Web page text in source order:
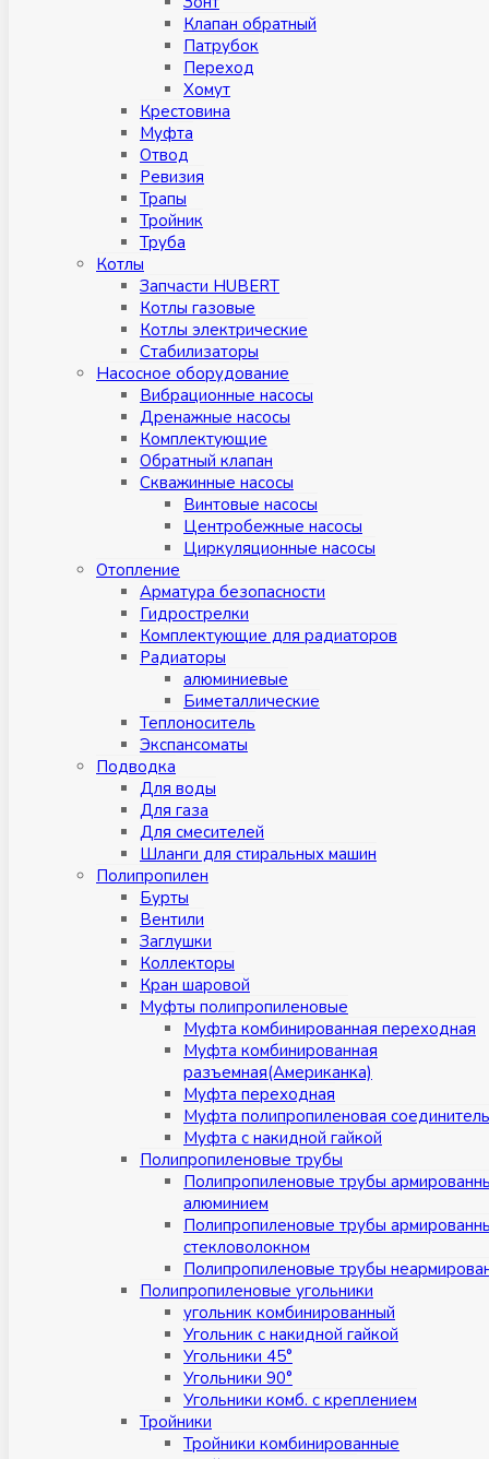
Клапан обратный
Патрубок
Переход
Хомут
Крестовина
Муфтa
Отвод
Ревизия
Трапы
Тройник
Труба
Котлы
Запчасти HUBERT
Котлы газовые
Котлы электрические
Стабилизаторы
Насосное оборудование
Вибрационные насосы
Дренажные насосы
Комплектующие
Обратный клапан
Скважинные насосы
Винтовые насосы
Центробежные насосы
Циркуляционные насосы
Отопление
Арматура безопасности
Гидрострелки
Комплектующие для радиаторов
Радиаторы
алюминиевые
Биметаллические
Теплоноситель
Экспансоматы
Подводка
Для воды
Для газа
Для смесителей
Шланги для стиральных машин
Полипропилен
Бурты
Вентили
Заглушки
Коллекторы
Кран шаровой
Муфты полипропиленовые
Муфта комбинированная переходная
Муфта комбинированная
разъемная(Американка)
Муфта переходная
Муфта полипропиленовая
Муфта с накидной гайкой
Полипропиленовые трубы
Полипропиленовые трубы
алюминием
Полипропиленовые трубы
стекловолокном
Полипропиленовые трубы
Полипропиленовые угольники
угольник комбинированный
Угольник с накидной гайкой
Угольники 45°
Угольники 90°
Угольники комб. с креплением
Тройники
Тройники комбинированные